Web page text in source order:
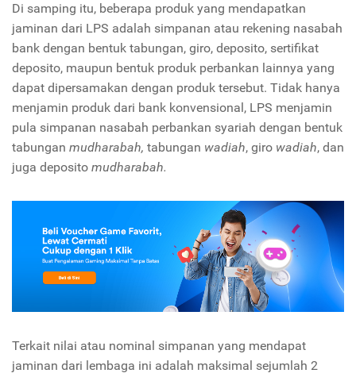
Di samping itu, beberapa produk yang mendapatkan
jaminan dari LPS adalah simpanan atau rekening nasabah
bank dengan bentuk tabungan, giro, deposito, sertifikat
deposito, maupun bentuk produk perbankan lainnya yang
dapat dipersamakan dengan produk tersebut. Tidak hanya
menjamin produk dari bank konvensional, LPS menjamin
pula simpanan nasabah perbankan syariah dengan bentuk
tabungan mudharabah, tabungan wadiah, giro wadiah, dan
juga deposito mudharabah.
Terkait nilai atau nominal simpanan yang mendapat
jaminan dari lembaga ini adalah maksimal sejumlah 2